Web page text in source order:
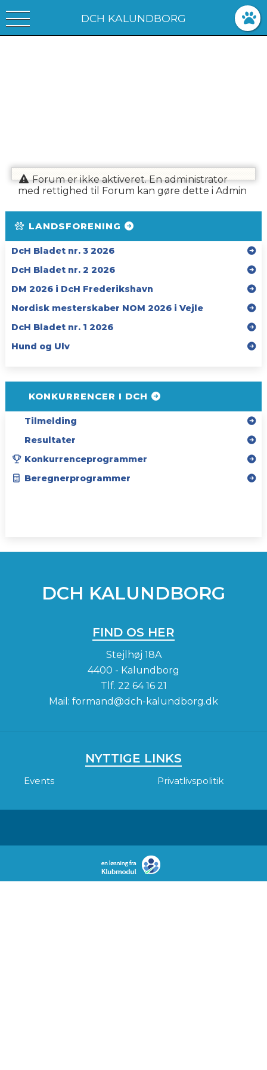
DCH KALUNDBORG
Forum er ikke aktiveret. En administrator
med rettighed til Forum kan gøre dette i Admin
LANDSFORENING
DcH Bladet nr. 3 2026
DcH Bladet nr. 2 2026
DM 2026 i DcH Frederikshavn
Nordisk mesterskaber NOM 2026 i Vejle
DcH Bladet nr. 1 2026
Hund og Ulv
KONKURRENCER I DCH
Tilmelding
Resultater
Konkurrenceprogrammer
Beregnerprogrammer
DCH KALUNDBORG
FIND OS HER
Stejlhøj 18A
4400 - Kalundborg
Tlf. 22 64 16 21
Mail: formand@dch-kalundborg.dk
NYTTIGE LINKS
Events Privatlivspolitik